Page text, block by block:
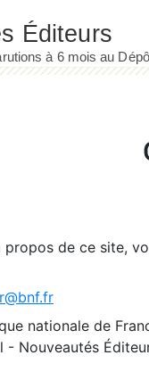
propos de ce site,
nationale de
- Nouveautés